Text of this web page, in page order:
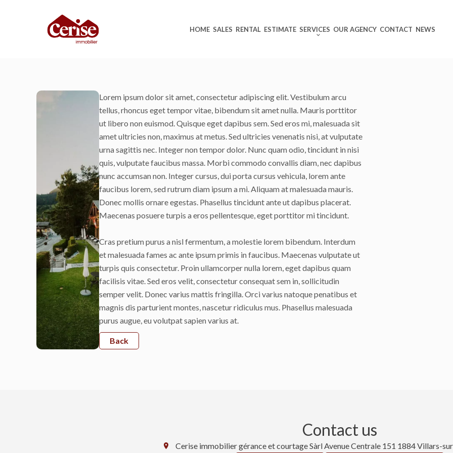
HOME SALES RENTAL ESTIMATE SERVICES OUR AGENCY CONTACT NEWS
Lorem ipsum dolor sit amet, consectetur adipiscing elit. Vestibulum arcu
tellus, rhoncus eget tempor vitae, bibendum sit amet nulla. Mauris porttitor
ut libero non euismod. Quisque eget dapibus sem. Sed eros mi, malesuada sit
amet ultricies non, maximus at metus. Sed ultricies venenatis nisi, at vulputate
urna sagittis nec. Integer non tempor dolor. Nunc quam odio, tincidunt in nisi
quis, vulputate faucibus massa. Morbi commodo convallis diam, nec dapibus
nunc accumsan non. Integer cursus, dui porta cursus vehicula, lorem ante
faucibus lorem, sed rutrum diam ipsum a mi. Aliquam at malesuada mauris.
Donec mollis ornare egestas. Phasellus tincidunt ante ut dapibus placerat.
Maecenas posuere turpis a eros pellentesque, eget porttitor mi tincidunt.
Cras pretium purus a nisl fermentum, a molestie lorem bibendum. Interdum
et malesuada fames ac ante ipsum primis in faucibus. Maecenas vulputate ut
turpis quis consectetur. Proin ullamcorper nulla lorem, eget dapibus quam
facilisis vitae. Sed eros velit, consectetur consequat sem in, sollicitudin
semper velit. Donec varius mattis fringilla. Orci varius natoque penatibus et
magnis dis parturient montes, nascetur ridiculus mus. Phasellus malesuada
purus augue, eu volutpat sapien varius at.
Back
Contact us
Cerise immobilier gérance et courtage SàrlAvenue Centrale 151 1884Villars-